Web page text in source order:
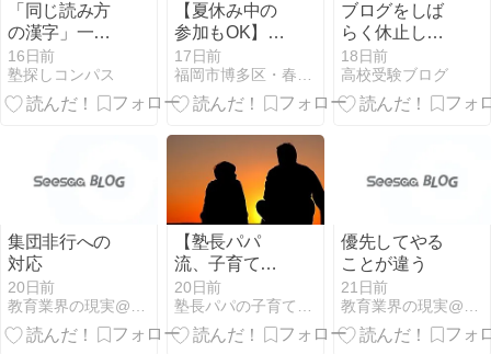
「同じ読み方
の漢字」一覧
＋クイズ15問
【文章問題あ
り／小学3〜6
16日前
塾探しコンパス
【夏休み中の
参加もOK】小
学生・中学生
夏期講習スタ
ート！
17日前
ブログをしば
らく休止しま
す
18日前
高校受験ブログ
集団非行への
対応
20日前
【塾長パパ
流、子育て実
践記】Part3～
子育ては、親
の運命をも変
20日前
優先してやる
ことが違う
21日前